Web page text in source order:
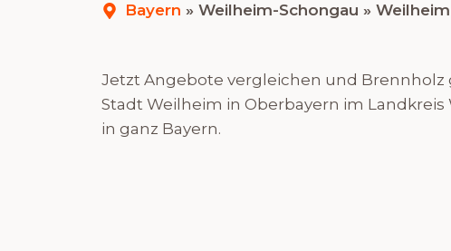
Bayern » Weilheim-Schongau »
Jetzt Angebote vergleichen und
Stadt Weilheim in Oberbayern im
in ganz Bayern.